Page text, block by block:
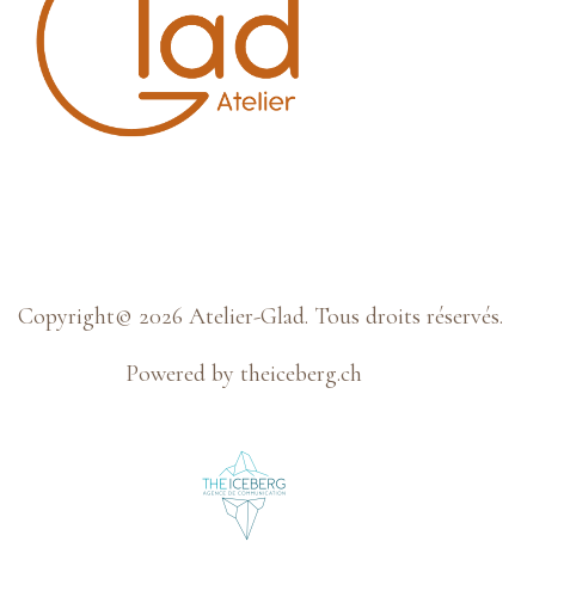
Copyright© 2026 Atelier-Glad. Tous droits réservés.
Powered by theiceberg.ch